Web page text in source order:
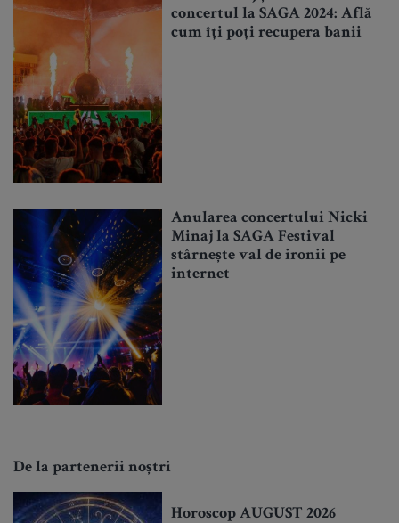
concertul la SAGA 2024: Află
cum îți poți recupera banii
Anularea concertului Nicki
Minaj la SAGA Festival
stârnește val de ironii pe
internet
De la partenerii noștri
Horoscop AUGUST 2026